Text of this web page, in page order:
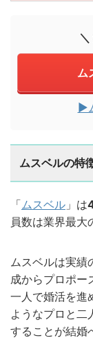
ム
▶︎
ムスベルの特
「 ムスベル 」は
員数は業界最大
ムスベルは実績
成からプロポー
一人で婚活を進
ようなプロと二
することが結婚